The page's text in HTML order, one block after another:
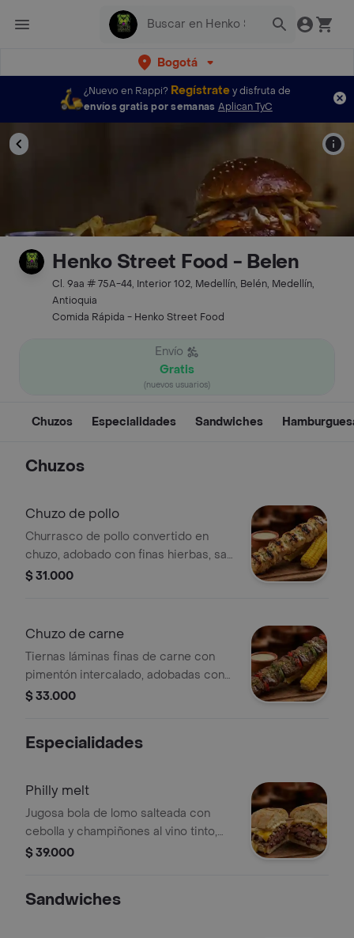
Bogotá
¿Nuevo en Rappi? Regístratey disfruta de
envíos gratis por semanas Aplican TyC
Henko Street Food - Belen
Cl. 9aa # 75A-44, Interior 102, Medellín, Belén, Medellín,
Antioquia
Comida Rápida - Henko Street Food
Envío
Gratis
(nuevos usuarios)
Chuzos Especialidades Sandwiches
Chuzos
Chuzo de pollo
Churrasco de pollo convertido en
chuzo, adobado con finas hierbas, sal
y limón, doradito en margarina para
mazorca tierna y salsa de la casa.
$ 31.000
Chuzo de carne
Tiernas láminas finas de carne con
pimentón intercalado, adobadas con
mostaza y perejil, acompañadas de
$ 33.000
Especialidades
Philly melt
Jugosa bola de lomo salteada con
cebolla y champiñones al vino tinto,
bañada en mayo cremosa y queso
$ 39.000
Sandwiches